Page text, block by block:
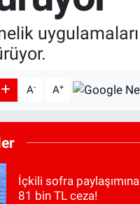
uygulamaları
A- A+
İçkili sofra paylaşımına
81 bin TL ceza!